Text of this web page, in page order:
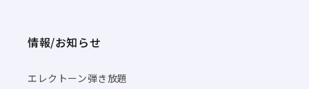
情報/お知らせ
エレクトーン弾き放題